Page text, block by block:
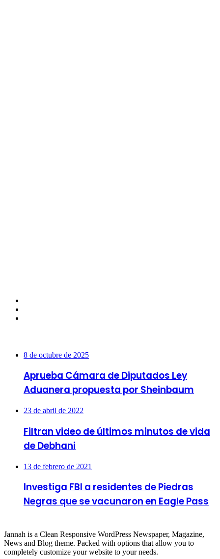
8 de octubre de 2025
Aprueba Cámara de Diputados Ley
Aduanera propuesta por Sheinbaum
23 de abril de 2022
Filtran video de últimos minutos de vida
de Debhani
13 de febrero de 2021
Investiga FBI a residentes de Piedras
Negras que se vacunaron en Eagle Pass
Jannah is a Clean Responsive WordPress Newspaper, Magazine,
News and Blog theme. Packed with options that allow you to
completely customize your website to your needs.